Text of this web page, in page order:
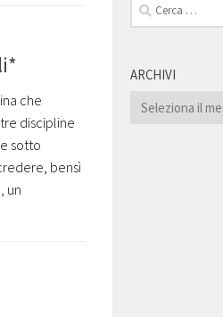
che
discipline
sotto
bensì
un
Ricerca
per:
ARCHIVI
Archivi